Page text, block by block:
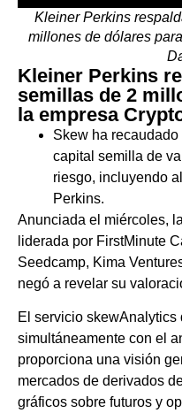
Kleiner Perkins
millones de dólares
Kleiner Perkins
semillas de 2
la empresa
Skew ha
capital semilla de
riesgo, incluyendo
Perkins.
Anunciada el miércoles,
liderada por FirstMinute
Seedcamp, Kima
negó a revelar su
El servicio
simultáneamente con el
proporciona una visión
mercados de derivados
gráficos sobre futuros y